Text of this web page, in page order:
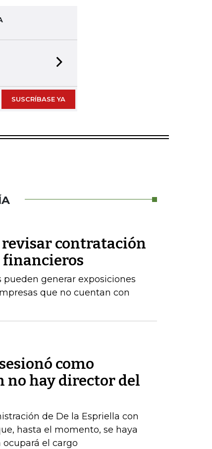
SUSCRÍBASE YA
contratación
financieros
pueden generar exposiciones
que no cuentan con
como
no hay director del
de De la Espriella con
hasta el momento, se haya
el cargo